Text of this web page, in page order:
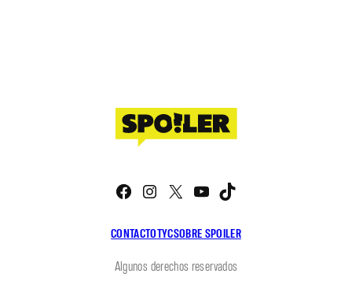
CONTACTOTYCSOBRE SPOILER
Facebook
Instagram
X YouTube
Algunos derechos reservados